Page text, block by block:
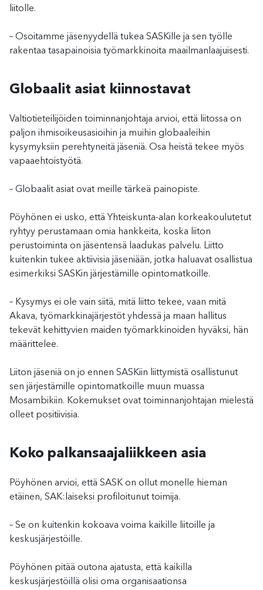
liitolle.
– Osoitamme jäsenyydellä tukea SASKille ja sen työlle
rakentaa tasapainoisia työmarkkinoita maailmanlaajuisesti.
Globaalit asiat kiinnostavat
Valtiotieteilijöiden toiminnanjohtaja arvioi, että liitossa on
paljon ihmisoikeusasioihin ja muihin globaaleihin
kysymyksiin perehtyneitä jäseniä. Osa heistä tekee myös
vapaaehtoistyötä.
– Globaalit asiat ovat meille tärkeä painopiste.
Pöyhönen ei usko, että Yhteiskunta-alan korkeakoulutetut
ryhtyy perustamaan omia hankkeita, koska liiton
perustoiminta on jäsentensä laadukas palvelu. Liitto
kuitenkin tukee aktiivisia jäseniään, jotka haluavat osallistua
esimerkiksi SASKin järjestämille opintomatkoille.
– Kysymys ei ole vain siitä, mitä liitto tekee, vaan mitä
Akava, työmarkkinajärjestöt yhdessä ja maan hallitus
tekevät kehittyvien maiden työmarkkinoiden hyväksi, hän
määrittelee.
Liiton jäseniä on jo ennen SASKiin liittymistä osallistunut
sen järjestämille opintomatkoille muun muassa
Mosambikiin. Kokemukset ovat toiminnanjohtajan mielestä
olleet positiivisia.
Koko palkansaajaliikkeen asia
Pöyhönen arvioi, että SASK on ollut monelle hieman
etäinen, SAK:laiseksi profiloitunut toimija.
– Se on kuitenkin kokoava voima kaikille liitoille ja
keskusjärjestöille.
Pöyhönen pitää outona ajatusta, että kaikilla
keskusjärjestöillä olisi oma organisaationsa